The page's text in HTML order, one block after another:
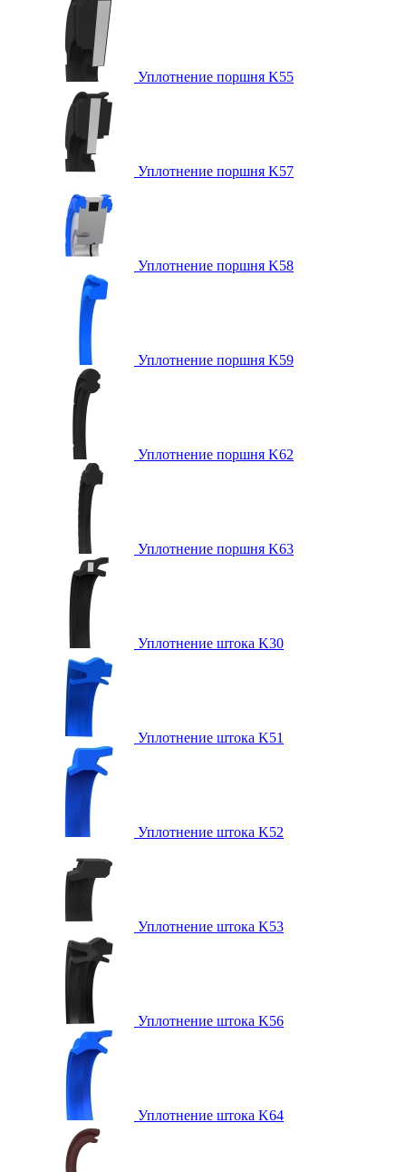
Уплотнение поршня K55
Уплотнение поршня K57
Уплотнение поршня K58
Уплотнение поршня K59
Уплотнение поршня K62
Уплотнение поршня K63
Уплотнение штока K30
Уплотнение штока K51
Уплотнение штока K52
Уплотнение штока K53
Уплотнение штока K56
Уплотнение штока K64